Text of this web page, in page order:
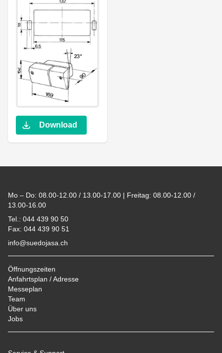
Download
Mo – Do: 08.00-12.00 / 13.00-17.00 | Freitag: 08.00-12.00 /
13.00-16.00
Tel.: 044 439 90 50
Fax: 044 439 90 51
info@suedojasa.ch
Öffnungszeiten
Anfahrtsplan / Adresse
Messeplan
Team
Über uns
Jobs